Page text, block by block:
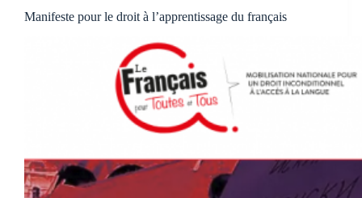
Manifeste pour le droit à l’apprentissage du français